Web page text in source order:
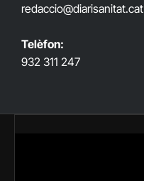
redaccio@diarisanitat.cat
Telèfon:
932 311 247